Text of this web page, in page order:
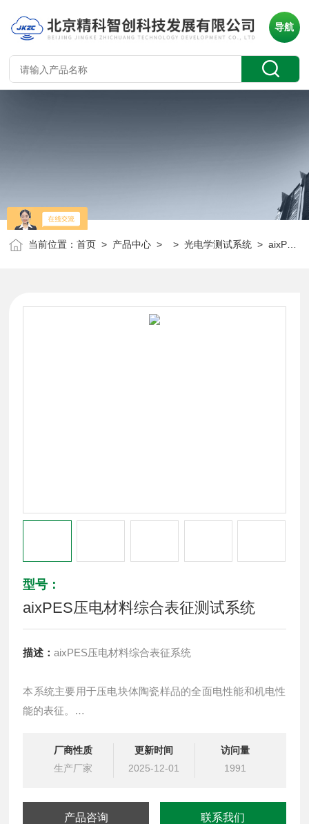
导航
当前位置：首页 > 产品中心 > >光电学测试系统 > aixPES压电材料综合表征测试系统
型号：
aixPES压电材料综合表征测试系统
描述：aixPES压电材料综合表征系统
本系统主要用于压电块体陶瓷样品的全面电性能和机电性
能的表征。
样品上的电流响应测量是通过精确的虚拟接地方法衡量电
压激励信号。样品的微位移同时通过激光干涉仪进行测
厂商性质
生产厂家
更新时间
2025-12-01
访问量
1991
产品咨询 联系我们